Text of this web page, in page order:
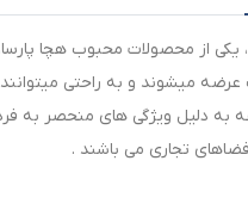
یکی از محصولات محبوب هچا
میشوند و به راحتی
به دلیل ویژگی های منحصر به
فضاهای تجاری می باشند .